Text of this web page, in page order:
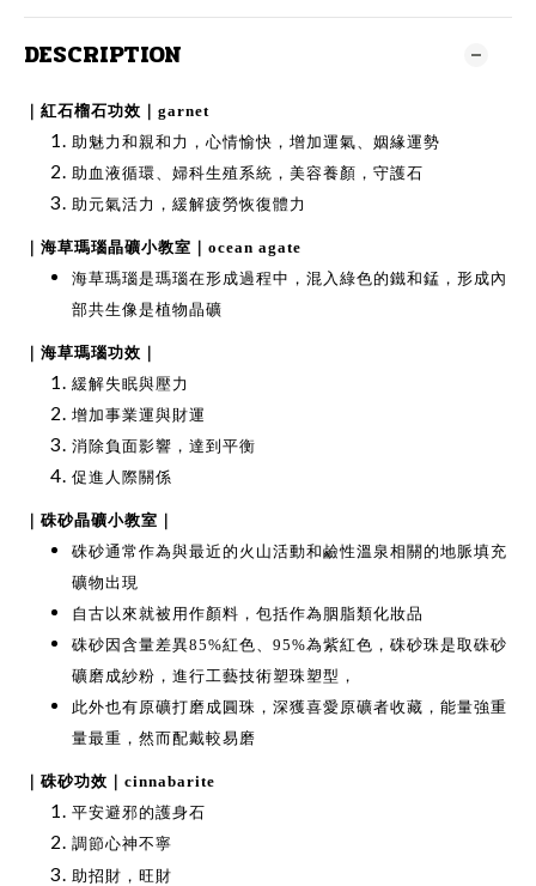
DESCRIPTION
｜紅石榴石功效｜garnet
助魅力和親和力，心情愉快，增加運氣、姻緣運勢
助血液循環、婦科生殖系統，美容養顏，守護石
助元氣活力，緩解疲勞恢復體力
｜海草瑪瑙晶礦小教室｜ocean agate
海草瑪瑙是瑪瑙在形成過程中，混入綠色的鐵和錳，形成內
部共生像是植物晶礦
｜海草瑪瑙功效｜
緩解失眠與壓力
增加事業運與財運
消除負面影響，達到平衡
促進人際關係
｜硃砂晶礦小教室｜
硃砂通常作為與最近的火山活動和鹼性溫泉相關的地脈填充
礦物出現
自古以來就被用作顏料，包括作為胭脂類化妝品
硃砂因含量差異85%紅色、95%為紫紅色，硃砂珠是取硃砂
礦磨成紗粉，進行工藝技術塑珠塑型，
此外也有原礦打磨成圓珠，深獲喜愛原礦者收藏，能量強重
量最重，然而配戴較易磨
｜硃砂功效｜cinnabarite
平安避邪的護身石
調節心神不寧
助招財，旺財